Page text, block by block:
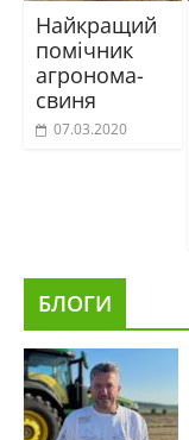
Найкращий
помічник
агронома-
свиня
07.03.2020
БЛОГИ